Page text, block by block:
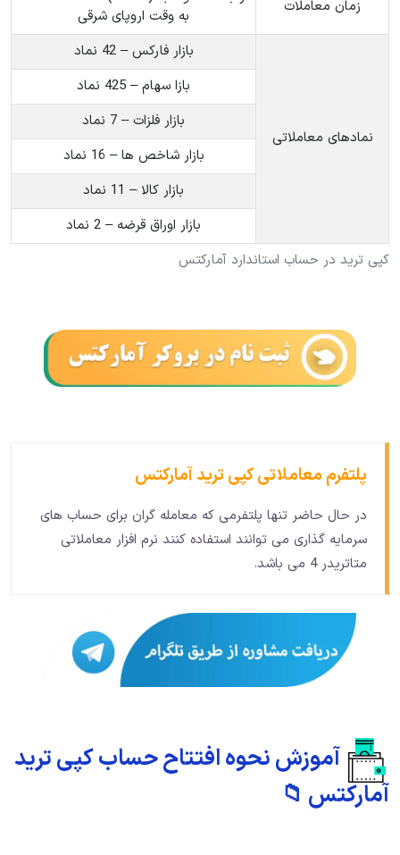
کپی ترید در حساب استاندارد آمارکتس
زمان معاملات
به وقت اروپای شرقی
نمادهای معاملاتی
بازار فارکس – 42 نماد
بازا سهام – 425 نماد
بازار فلزات – 7 نماد
بازار شاخص ها – 16 نماد
بازار کالا – 11 نماد
بازار اوراق قرضه – 2 نماد
پلتفرم معاملاتی کپی ترید آمارکتس
در حال حاضر تنها پلتفرمی که معامله گران برای حساب های
سرمایه گذاری می توانند استفاده کنند نرم افزار معاملاتی
متاتریدر 4 می باشد.
آموزش نحوه افتتاح حساب کپی ترید
آمارکتس 📁